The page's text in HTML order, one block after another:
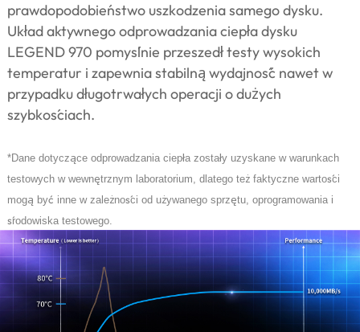
prawdopodobieństwo uszkodzenia samego dysku.
Układ aktywnego odprowadzania ciepła dysku
LEGEND 970 pomyślnie przeszedł testy wysokich
temperatur i zapewnia stabilną wydajność nawet w
przypadku długotrwałych operacji o dużych
szybkościach.
*Dane dotyczące odprowadzania ciepła zostały uzyskane w warunkach
testowych w wewnętrznym laboratorium, dlatego teżfaktyczne wartości
mogą być inne w zależności od używanego sprzętu, oprogramowania i
środowiska testowego.